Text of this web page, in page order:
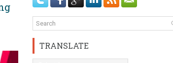
TRANSLATE